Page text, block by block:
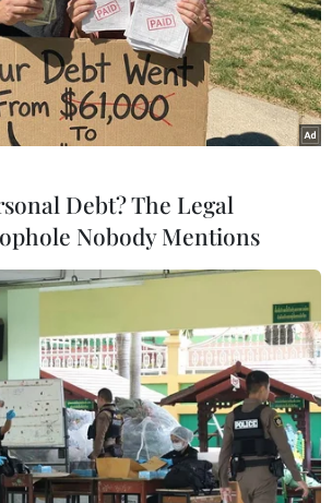
(Vietnam+)
#Mövenpick
#Kinh điển
biệt
TP. Hà Nội
Debt? The Legal
Nobody Mentions